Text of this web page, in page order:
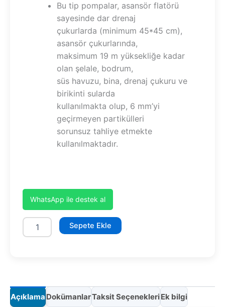
Bu tip pompalar, asansör flatörü
sayesinde dar drenaj
çukurlarda (minimum 45*45 cm),
asansör çukurlarında,
maksimum 19 m yüksekliğe kadar
olan şelale, bodrum,
süs havuzu, bina, drenaj çukuru ve
birikinti sularda
kullanılmakta olup, 6 mm’yi
geçirmeyen partikülleri
sorunsuz tahliye etmekte
kullanılmaktadır.
WhatsApp ile destek al
SDF
Sepete Ekle
Açıklama DokümanlarTaksit SeçenekleriEk bilgi